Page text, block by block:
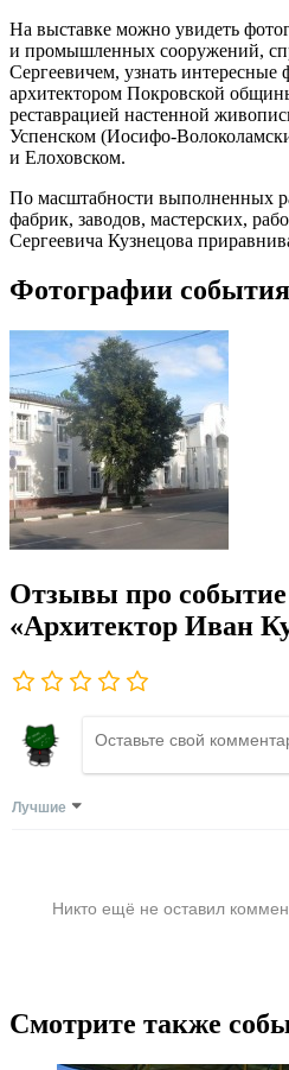
На выставке можно увидеть
и промышленных сооружений,
Сергеевичем, узнать
архитектором Покровской
реставрацией настенной
Успенском (Иосифо-
и Елоховском.
По масштабности выполненных
фабрик, заводов, мастерских,
Сергеевича Кузнецова
Фотографии события
Отзывы про
«Архитектор Иван
Лучшие
Никто ещё не оставил
Смотрите также